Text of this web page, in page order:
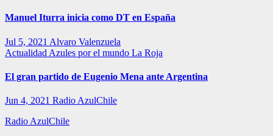
Manuel Iturra inicia como DT en España
Jul 5, 2021 Alvaro Valenzuela
Actualidad Azules por el mundo La Roja
El gran partido de Eugenio Mena ante Argentina
Jun 4, 2021 Radio AzulChile
Radio AzulChile